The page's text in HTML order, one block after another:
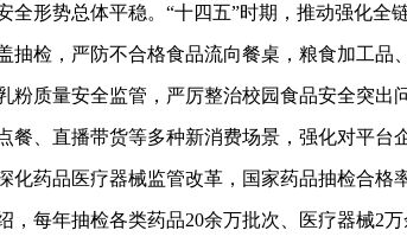
全形势总体平稳。“十四五”时期，推动强化全
抽检，严防不合格食品流向餐桌，粮食加工品
粉质量安全监管，严厉整治校园食品安全突出
餐、直播带货等多种新消费场景，强化对平台
化药品医疗器械监管改革，国家药品抽检合格
，每年抽检各类药品20余万批次、医疗器械2